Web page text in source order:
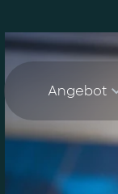
Angebot
AI